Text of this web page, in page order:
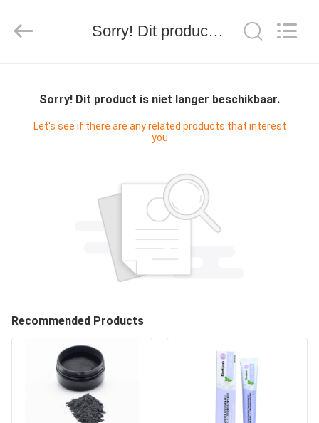
PRODUCTEN
ONGEVEER
FABRIEKSREIS
KWALITEITSCONTROLE
CONTACTEER
CENTER.
Sorry! Dit product is niet langer beschikbaar.
Sorry! Dit product is niet langer beschikbaar.
Let's see if there are any related products that interest
you
Recommended Products